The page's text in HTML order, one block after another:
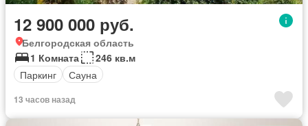
12 900 000 руб.
Белгородская область
1 Комната
246 кв.м
Паркинг
Сауна
13 часов назад